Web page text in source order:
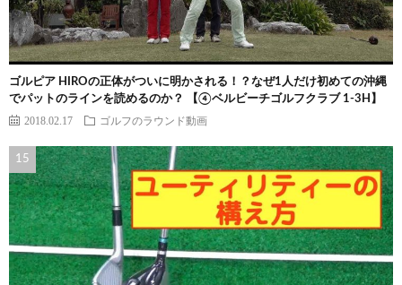
ゴルピア HIROの正体がついに明かされる！？なぜ1人だけ初めての沖縄
でパットのラインを読めるのか？ 【④ベルビーチゴルフクラブ 1-3H】
2018.02.17 ゴルフのラウンド動画